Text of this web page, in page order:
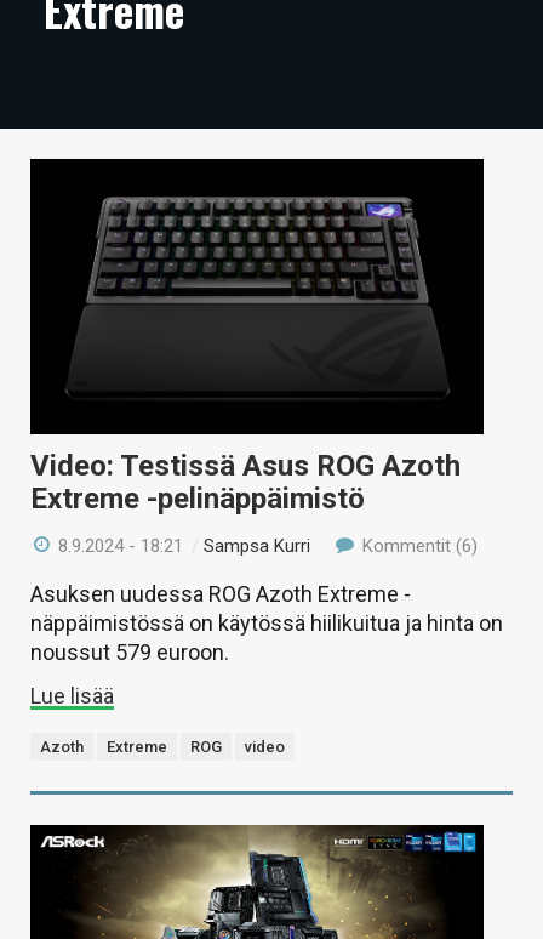
ARTIKKELIT
TECHBBS
VAIHDA TEEMA
HAKU
Video: Testissä Asus ROG Azoth
Extreme -pelinäppäimistö
8.9.2024 - 18:21 /Sampsa Kurri Kommentit (6)
Asuksen uudessa ROG Azoth Extreme -
näppäimistössä on käytössä hiilikuitua ja hinta on
noussut 579 euroon.
Lue lisää
Azoth Extreme ROG video